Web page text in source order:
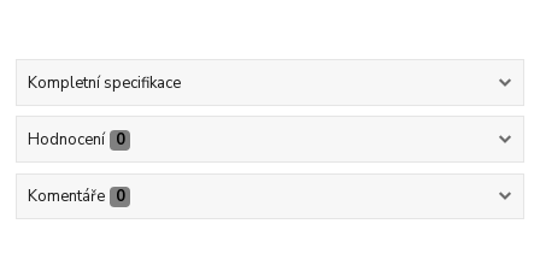
Kompletní specifikace
Hodnocení 0
Komentáře 0